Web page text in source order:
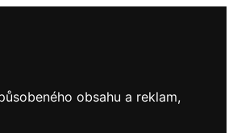
obsahu a reklam,